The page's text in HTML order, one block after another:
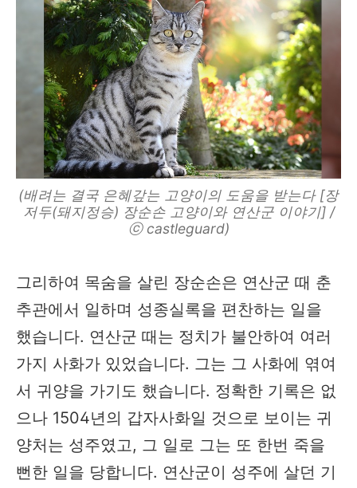
(배려는 결국 은혜갚는 고양이의 도움을 받는다 [장
저두(돼지정승) 장순손 고양이와 연산군 이야기] /
ⓒ castleguard)
그리하여 목숨을 살린 장순손은 연산군 때 춘
추관에서 일하며 성종실록을 편찬하는 일을
했습니다. 연산군 때는 정치가 불안하여 여러
가지 사화가 있었습니다. 그는 그 사화에 엮여
서 귀양을 가기도 했습니다. 정확한 기록은 없
으나 1504년의 갑자사화일 것으로 보이는 귀
양처는 성주였고, 그 일로 그는 또 한번 죽을
뻔한 일을 당합니다. 연산군이 성주에 살던 기